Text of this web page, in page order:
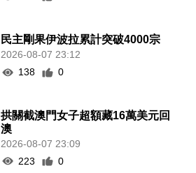
民主剛果伊波拉累計突破4000宗
2026-08-07 23:12
138
0
拱關截澳門女子超額藏16萬美元回
澳
2026-08-07 23:09
223
0